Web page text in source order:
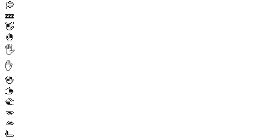
💭
💤
👋
🤚
🖐️
✋
🖖
🫱
🫲
🫳
🫴
🫷